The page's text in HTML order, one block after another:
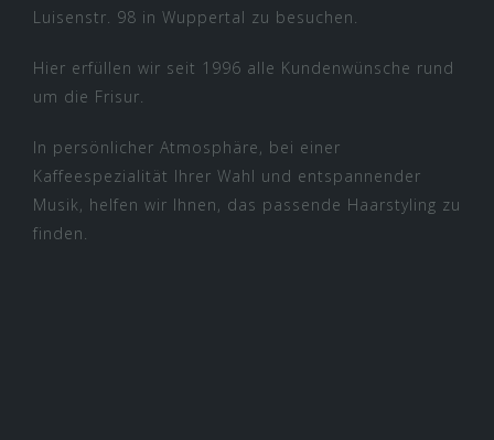
Luisenstr. 98 in Wuppertal zu besuchen.
Hier erfüllen wir seit 1996 alle Kundenwünsche rund
um die Frisur.
In persönlicher Atmosphäre, bei einer
Kaffeespezialität Ihrer Wahl und entspannender
Musik, helfen wir Ihnen, das passende Haarstyling zu
finden.